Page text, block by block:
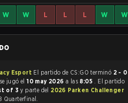
W W L L L W W
Esport El partido de CS:GO terminó 2 - 0
jugó el10 may 2026 a las 8:05 . El partido
of 3y parte del 2026 Parken Challenger
Quarterfinal.